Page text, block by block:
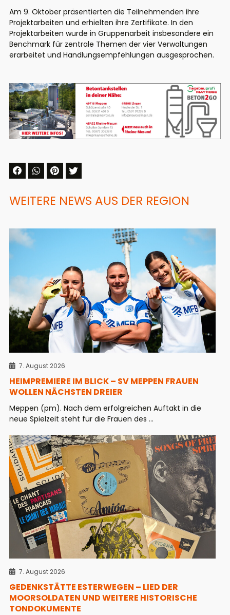
Am 9. Oktober präsentierten die Teilnehmenden ihre
Projektarbeiten und erhielten ihre Zertifikate. In den
Projektarbeiten wurde in Gruppenarbeit insbesondere ein
Benchmark für zentrale Themen der vier Verwaltungen
erarbeitet und Handlungsempfehlungen ausgesprochen.
WEITERE NEWS AUS DER REGION
7. August 2026
HEIMPREMIERE IM BLICK – SV MEPPEN FRAUEN
WOLLEN NÄCHSTEN DREIER
Meppen (pm). Nach dem erfolgreichen Auftakt in die
neue Spielzeit steht für die Frauen des ...
7. August 2026
GEDENKSTÄTTE ESTERWEGEN – LIED DER
MOORSOLDATEN UND WEITERE HISTORISCHE
TONDOKUMENTE